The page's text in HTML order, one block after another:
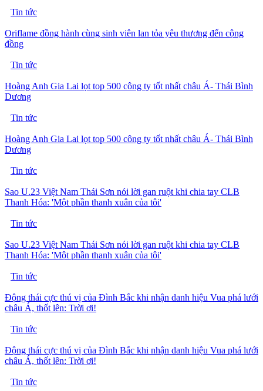
Tin tức
Oriflame đồng hành cùng sinh viên lan tỏa yêu thương đến cộng
đồng
Tin tức
Hoàng Anh Gia Lai lọt top 500 công ty tốt nhất châu Á- Thái Bình
Dương
Tin tức
Hoàng Anh Gia Lai lọt top 500 công ty tốt nhất châu Á- Thái Bình
Dương
Tin tức
Sao U.23 Việt Nam Thái Sơn nói lời gan ruột khi chia tay CLB
Thanh Hóa: 'Một phần thanh xuân của tôi'
Tin tức
Sao U.23 Việt Nam Thái Sơn nói lời gan ruột khi chia tay CLB
Thanh Hóa: 'Một phần thanh xuân của tôi'
Tin tức
Động thái cực thú vị của Đình Bắc khi nhận danh hiệu Vua phá lưới
châu Á, thốt lên: Trời ơi!
Tin tức
Động thái cực thú vị của Đình Bắc khi nhận danh hiệu Vua phá lưới
châu Á, thốt lên: Trời ơi!
Tin tức